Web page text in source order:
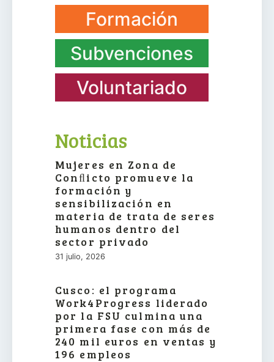
Formación
Subvenciones
Voluntariado
Noticias
Mujeres en Zona de
Conﬂicto promueve la
formación y
sensibilización en
materia de trata de seres
humanos dentro del
sector privado
31 julio, 2026
Cusco: el programa
Work4Progress liderado
por la FSU culmina una
primera fase con más de
240 mil euros en ventas y
196 empleos